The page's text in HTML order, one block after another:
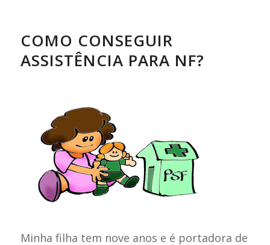
COMO CONSEGUIR
ASSISTÊNCIA PARA NF?
Minha filha tem nove anos e é portadora de